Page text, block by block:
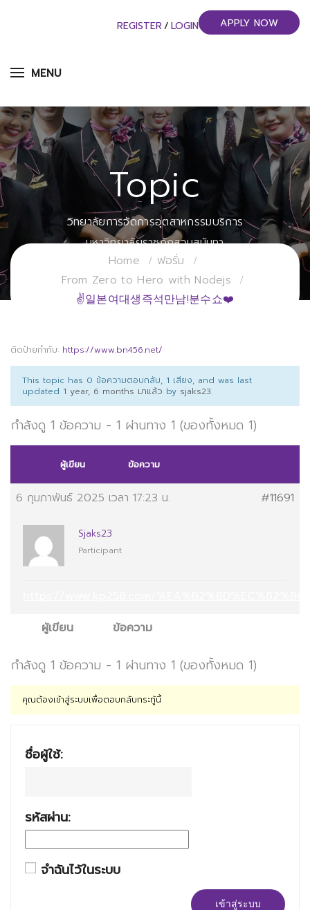
MENU
REGISTER / LOGIN APPLY NOW
Topic
วิทยาลัยการจัดการอุตสาหกรรมบริการ
มหาวิทยาลัยราชภัฏสวนสุนันทา
Home
ฟอรั่ม
From Zero to Hero with Nodejs
✌일본여대생즉석만남!분수쇼❤️
ติดป้ายกำกับ: https://www.bn456.net/
This topic has 0 ข้อความตอบกลับ, 1 เสียง, and was last
updated 1 year, 6 months มาแล้ว by sjaks23.
กำลังดู 1 ข้อความ - 1 ผ่านทาง 1 (ของทั้งหมด 1)
ผู้เขียน ข้อความ
6 กุมภาพันธ์ 2025 เวลา 17:23 น. #11691
Sjaks23
Participant
ผู้เขียน
ข้อความ
กำลังดู 1 ข้อความ - 1 ผ่านทาง 1 (ของทั้งหมด 1)
คุณต้องเข้าสู่ระบบเพื่อตอบกลับกระทู้นี้
ชื่อผู้ใช้:
รหัสผ่าน:
จำฉันไว้ในระบบ
เข้าสู่ระบบ